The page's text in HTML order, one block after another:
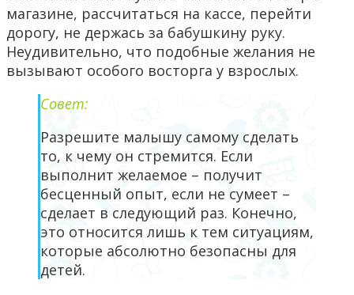
магазине, рассчитаться на кассе, перейти
дорогу, не держась за бабушкину руку.
Неудивительно, что подобные желания не
вызывают особого восторга у взрослых.
Совет:
Разрешите малышу самому сделать
то, к чему он стремится. Если
выполнит желаемое – получит
бесценный опыт, если не сумеет –
сделает в следующий раз. Конечно,
это относится лишь к тем ситуациям,
которые абсолютно безопасны для
детей.